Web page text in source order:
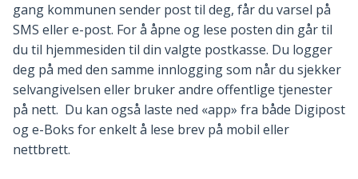
gang kommunen sender post til deg, får du varsel på
SMS eller e-post. For å åpne og lese posten din går til
du til hjemmesiden til din valgte postkasse. Du logger
deg på med den samme innlogging som når du sjekker
selvangivelsen eller bruker andre offentlige tjenester
på nett. Du kan også laste ned «app» fra både Digipost
og e-Boks for enkelt å lese brev på mobil eller
nettbrett.